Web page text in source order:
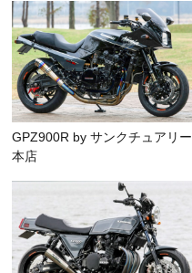
GPZ900R by サンクチュアリー
本店